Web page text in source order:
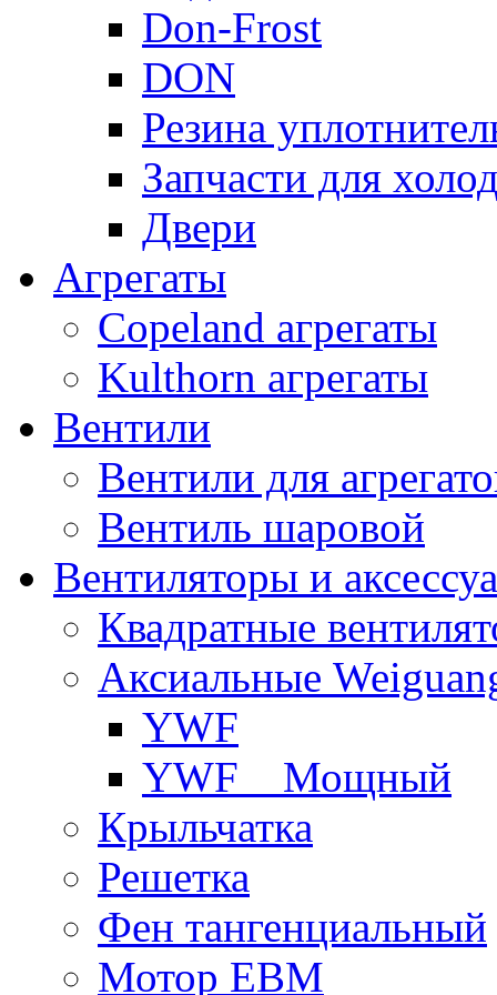
Don-Frost
DON
Резина
Запчасти для
Двери
Агрегаты
Copeland агрегаты
Kulthorn агрегаты
Вентили
Вентили для
Вентиль шаровой
Вентиляторы и
Квадратные
Аксиальные
YWF
YWF _ Мощный
Крыльчатка
Решетка
Фен тангенциальный
Мотор EBM